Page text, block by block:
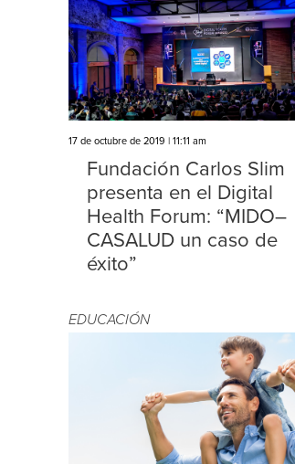
17 de octubre de 2019 | 11:11 am
Fundación Carlos Slim
presenta en el Digital
Health Forum: “MIDO–
CASALUD un caso de
éxito”
EDUCACIÓN